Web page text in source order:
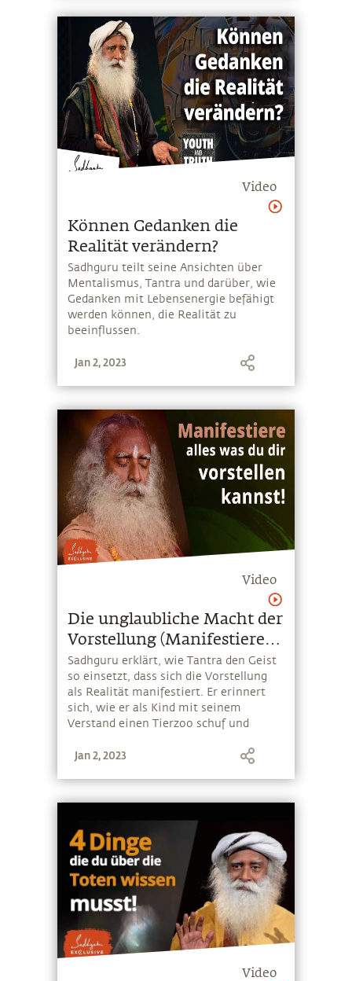
Video
Können Gedanken die
Realität verändern?
Sadhguru teilt seine Ansichten über
Mentalismus, Tantra und darüber, wie
Gedanken mit Lebensenergie befähigt
werden können, die Realität zu
beeinflussen.
Jan 2, 2023
Video
Die unglaubliche Macht der
Vorstellung (Manifestiere
was du willst)
Sadhguru erklärt, wie Tantra den Geist
so einsetzt, dass sich die Vorstellung
als Realität manifestiert. Er erinnert
sich, wie er als Kind mit seinem
Verstand einen Tierzoo schuf und
unerwarteten Folgen...
Jan 2, 2023
Video